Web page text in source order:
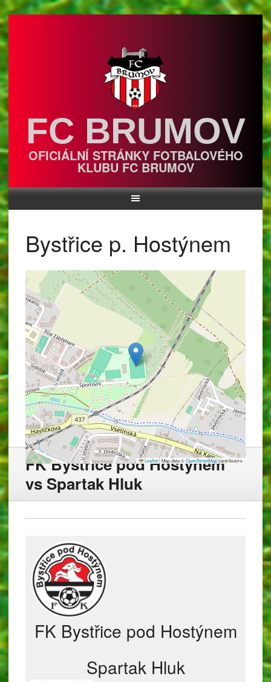
Skip
to
content
FC BRUMOV
OFICIÁLNÍ STRÁNKY FOTBALOVÉHO
KLUBU FC BRUMOV
Bystřice p. Hostýnem
Leaflet|Map data ©OpenStreetMapcontributors
FK Bystřice pod Hostýnem
vs Spartak Hluk
FK Bystřice pod Hostýnem
Spartak Hluk